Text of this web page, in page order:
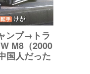
ンプ→トラ
M8（2000
国人だった